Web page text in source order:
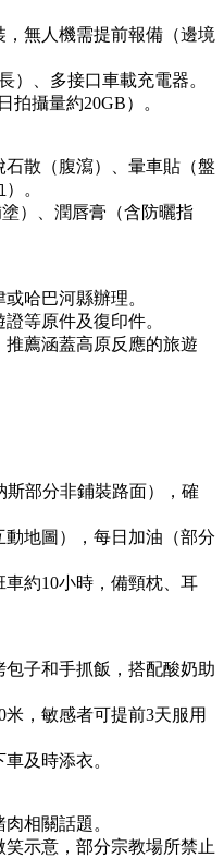
無人機需提前報備（邊境
）、多接口車載充電器。
拍攝量約20GB）。
散（腹瀉）、暈車貼（盤
。
）、潤唇膏（含防曬指
哈巴河縣辦理。
等原件及復印件。
薦涵蓋高原反應的旅遊
部分非鋪裝路面），確
地圖），每日加油（部分
約10小時，備頸枕、耳
子和手抓飯，搭配酸奶助
，敏感者可提前3天服用
及時添衣。
相關話題。
示意，部分宗教場所禁止